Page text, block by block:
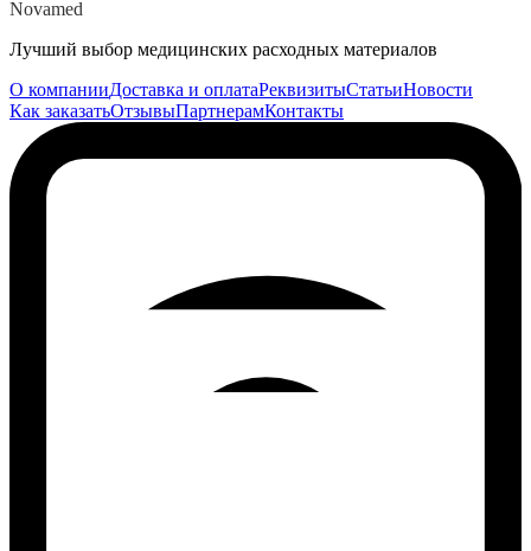
Novamed
Лучший выбор медицинских расходных материалов
О компанииДоставка и оплатаРеквизитыСтатьиНовости
Как заказатьОтзывыПартнерамКонтакты